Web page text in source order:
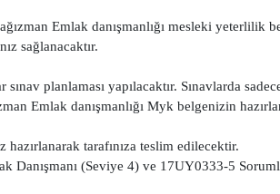
Emlak danışmanlığı mesleki yeterlilik
sağlanacaktır.
sınav planlaması yapılacaktır. Sınavlarda
Emlak danışmanlığı Myk belgenizin
tarafınıza teslim edilecektir.
Danışmanı (Seviye 4) ve 17UY0333-5